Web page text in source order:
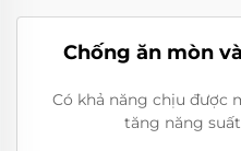
Chống ăn mòn
Có khả năng chịu được
tăng năng suất